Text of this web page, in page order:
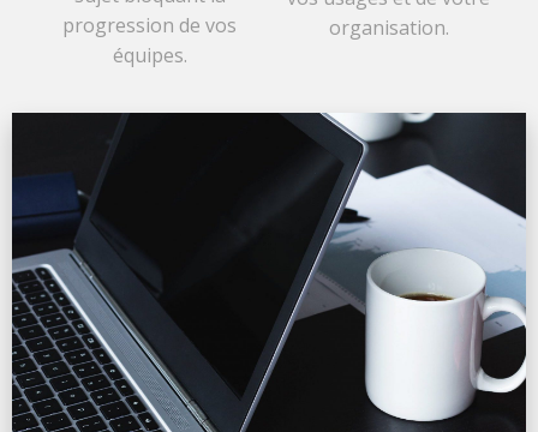
progression de vos
équipes.
organisation.